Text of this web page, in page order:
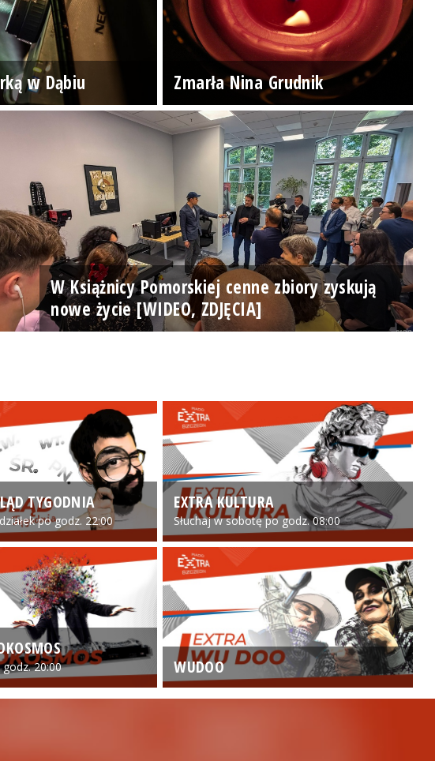
w Dąbiu Zmarła Nina Grudnik
W Książnicy Pomorskiej cenne zbiory zyskują
nowe życie [WIDEO, ZDJĘCIA]
TYGODNIA
po godz. 22:00
EXTRA KULTURA
Słuchaj w sobotę po godz. 08:00
20:00 WUDOO